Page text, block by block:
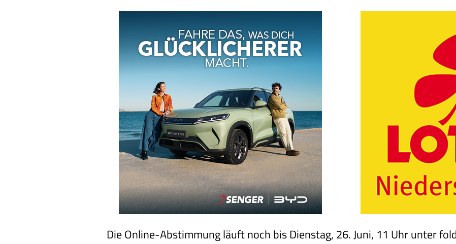
Die Online-Abstimmung läuft noch bis Dienstag, 26. Juni, 11 Uhr unter